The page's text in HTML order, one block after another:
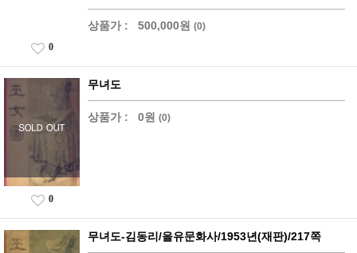
상품가 : 500,000원 (0)
0
무녀도
상품가 : 0원 (0)
0
무녀도-김동리/을유문화사/1953년(재판)/217쪽